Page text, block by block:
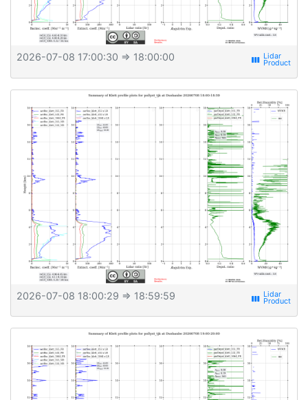
2026-07-08 17:00:30 ⇒ 18:00:00 view_week
2026-07-08 18:00:29 ⇒ 18:59:59 view_week